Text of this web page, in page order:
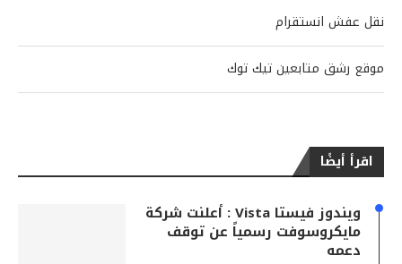
نقل عفش انستقرام
موقع رشق متابعين تيك توك
اقرأ أيضًا
ويندوز فيستا Vista : أعلنت شركة
مايكروسوفت رسمياً عن توقف
دعمه